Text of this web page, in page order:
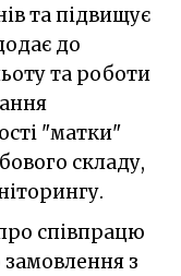
та підвищує
до
та роботи
"матки"
складу,
співпрацю
з